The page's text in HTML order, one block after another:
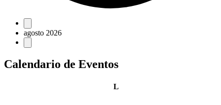
Eventos
agosto 2026
Calendario de Eventos
Llunes